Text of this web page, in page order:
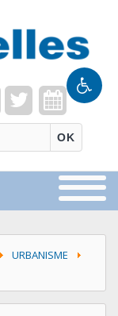
OK
URBANISME